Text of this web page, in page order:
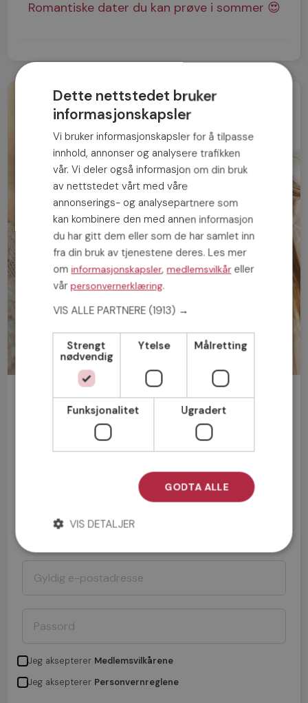
Romantiske dater du kan prøve i sommer 😍
Bli medlem gratis!
Mann Kvinne
Jeg aksepterer Medlemsvilkårene
Jeg aksepterer Personvernreglene
Dette nettstedet bruker
informasjonskapsler
Vi bruker informasjonskapsler for å tilpasse
innhold, annonser og analysere trafikken
vår. Vi deler også informasjon om din bruk
av nettstedet vårt med våre
annonserings- og analysepartnere som
kan kombinere den med annen informasjon
du har gitt dem eller som de har samlet inn
fra din bruk av tjenestene deres. Les mer
ominformasjonskapsler,medlemsvilkåreller
vårpersonvernerklæring.
VIS ALLE PARTNERE (1913) →
Strengt
nødvendig
Ytelse Målretting
Funksjonalitet Ugradert
GODTA ALLE
VIS DETALJER